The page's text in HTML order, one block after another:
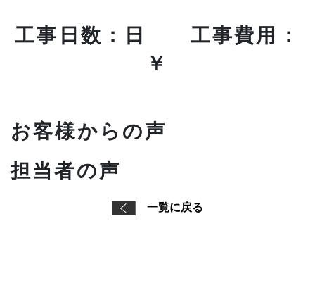
工事日数：日 工事費用：
￥
お客様からの声
担当者の声
一覧に戻る